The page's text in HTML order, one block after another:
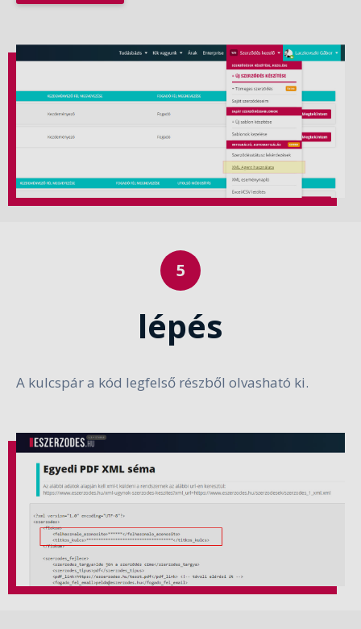
lépés
A kulcspár a kód legfelső részből olvasható ki.